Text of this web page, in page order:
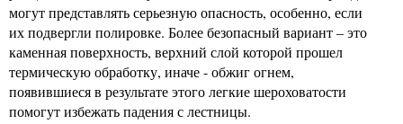
могут представлять серьезную опасность, особенно, если
их подвергли полировке. Более безопасный вариант – это
каменная поверхность, верхний слой которой прошел
термическую обработку, иначе - обжиг огнем,
появившиеся в результате этого легкие шероховатости
помогут избежать падения с лестницы.